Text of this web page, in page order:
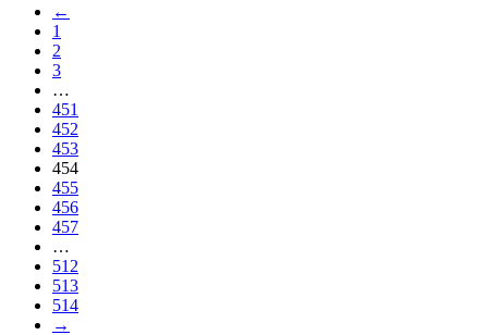
was:
←
1
2
3
…
451
452
453
454
455
456
457
…
512
513
514
→